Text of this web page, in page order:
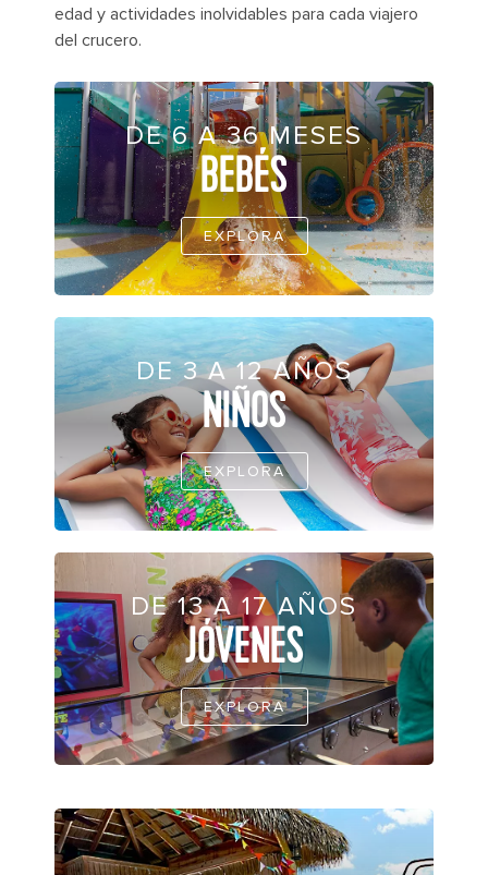
edad y actividades inolvidables para cada viajero
del crucero.
DE 6 A 36 MESES
BEBÉS
EXPLORA
DE 3 A 12 AÑOS
NIÑOS
EXPLORA
DE 13 A 17 AÑOS
JÓVENES
EXPLORA